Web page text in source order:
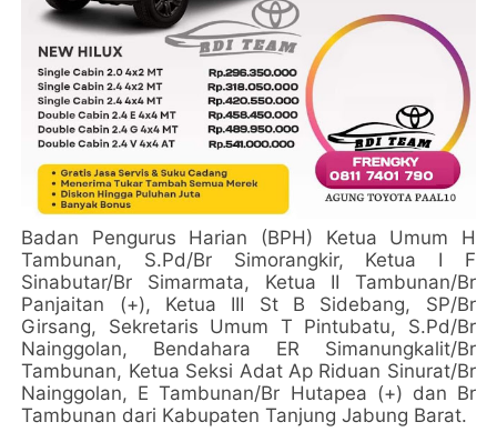
Badan Pengurus Harian (BPH) Ketua Umum H
Tambunan, S.Pd/Br Simorangkir, Ketua I F
Sinabutar/Br Simarmata, Ketua II Tambunan/Br
Panjaitan (+), Ketua III St B Sidebang, SP/Br
Girsang, Sekretaris Umum T Pintubatu, S.Pd/Br
Nainggolan, Bendahara ER Simanungkalit/Br
Tambunan, Ketua Seksi Adat Ap Riduan Sinurat/Br
Nainggolan, E Tambunan/Br Hutapea (+) dan Br
Tambunan dari Kabupaten Tanjung Jabung Barat.